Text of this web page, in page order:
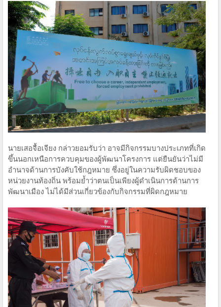
นายเสอจื้อเจียง กล่าวยอมรับว่า อาจมีกิจกรรมบางประเภทที่เกิด
ขึ้นนอกเหนือการควบคุมของผู้พัฒนาโครงการ แต่ยืนยันว่าไม่มี
อำนาจด้านการบังคับใช้กฎหมาย ซึ่งอยู่ในความรับผิดชอบของ
หน่วยงานท้องถิ่น พร้อมย้ำว่าตนเป็นเพียงผู้ดำเนินการด้านการ
พัฒนาเมือง ไม่ได้มีส่วนเกี่ยวข้องกับกิจกรรมที่ผิดกฎหมาย